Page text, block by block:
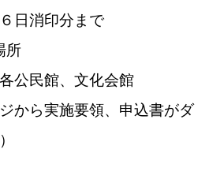
日消印分まで
所
公民館、文化会館
から実施要領、申込書がダ